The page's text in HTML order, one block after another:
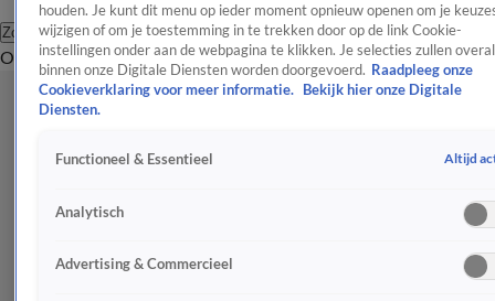
Zoeken
OverzichtEntertainmentSpraakmakendRealityCrimeVideo's
houden. Je kunt dit menu op ieder moment opnieuw openen om je
wijzigen of om je toestemming in te trekken door op de link Cookie-
instellingen onder aan de webpagina te klikken. Je selecties zullen overal
binnen onze Digitale Diensten worden doorgevoerd. Raadpleeg onze
Cookieverklaring voor meer informatie.
Bekijk hier onze Digitale
Diensten.
Functioneel & Essentieel Altijd
Analytisch
Advertising & Commercieel